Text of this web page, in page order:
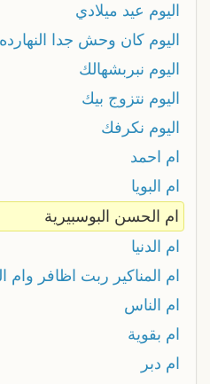
اليوم عيد ميلادي
اليوم كان وحش جدا النهارده
اليوم نبربشهالك
اليوم نتزوج بيك
اليوم نكرفك
ام احمد
ام البويا
ام الحسن البوسبيرية
ام الدنيا
ام المناكير ربت اظافر وام
ام الناس
ام بقوية
ام دبر